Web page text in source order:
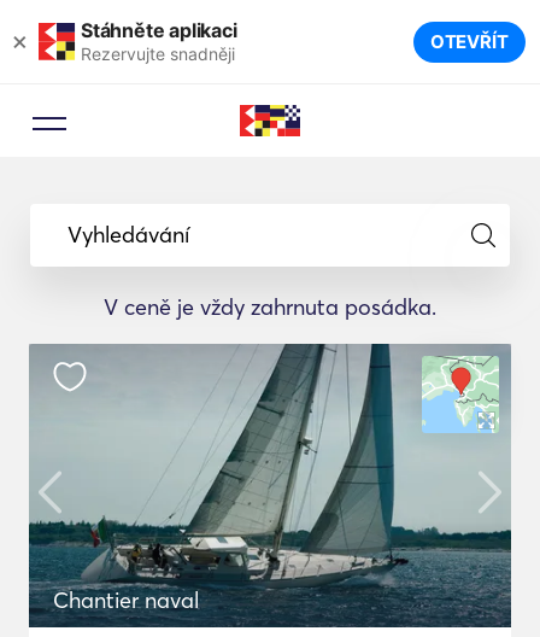
× Stáhněte aplikaci
Rezervujte snadněji OTEVŘÍT
Vyhledávání
V ceně je vždy zahrnuta posádka.
Chantier naval